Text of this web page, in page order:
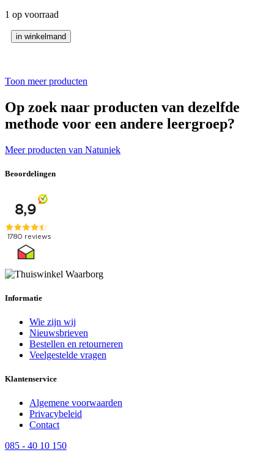
1 op voorraad
Natuniek
werkschrift
2
in winkelmand
Toon meer producten
Op zoek naar producten van dezelfde
methode voor een andere leergroep?
Meer producten van Natuniek
Beoordelingen
Informatie
Wie zijn wij
Nieuwsbrieven
Bestellen en retourneren
Veelgestelde vragen
Klantenservice
Algemene voorwaarden
Privacybeleid
Contact
085 - 40 10 150